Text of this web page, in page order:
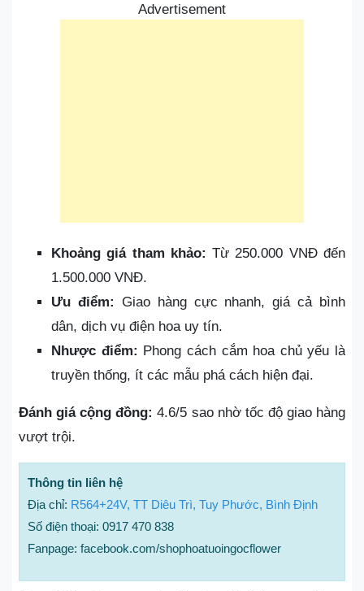
Advertisement
Khoảng giá tham khảo: Từ 250.000 VNĐ đến
1.500.000 VNĐ.
Ưu điểm: Giao hàng cực nhanh, giá cả bình
dân, dịch vụ điện hoa uy tín.
Nhược điểm: Phong cách cắm hoa chủ yếu là
truyền thống, ít các mẫu phá cách hiện đại.
Đánh giá cộng đồng: 4.6/5 sao nhờ tốc độ giao hàng
vượt trội.
Thông tin liên hệ
Địa chỉ: R564+24V, TT Diêu Trì, Tuy Phước, Bình Định
Số điện thoại: 0917 470 838
Fanpage: facebook.com/shophoatuoingocflower